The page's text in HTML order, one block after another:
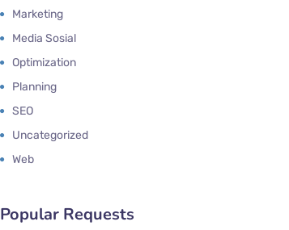
Marketing
Media Sosial
Optimization
Planning
SEO
Uncategorized
Web
Popular Requests